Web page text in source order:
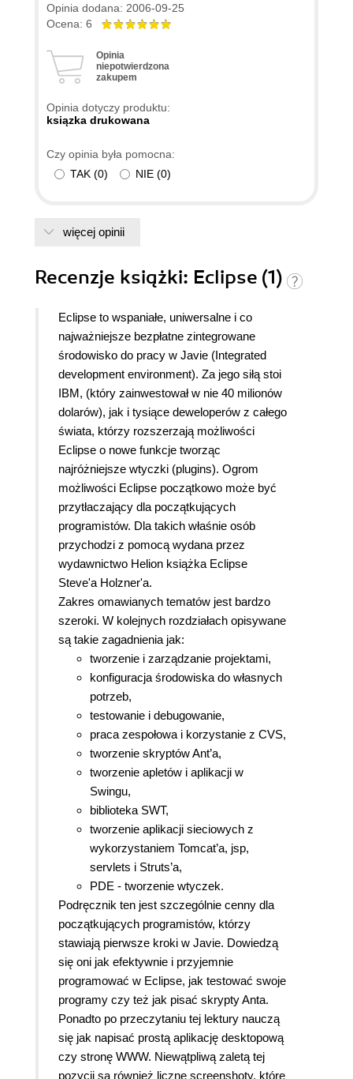
Opinia dodana: 2006-09-25
Ocena: 6
Opinia
niepotwierdzona
zakupem
Opinia dotyczy produktu:
ksiązka drukowana
Czy opinia była pomocna:
TAK (0) NIE (0)
więcej opinii
Recenzje książki: Eclipse (1)
Eclipse to wspaniałe, uniwersalne i co
najważniejsze bezpłatne zintegrowane
środowisko do pracy w Javie (Integrated
development environment). Za jego siłą stoi
IBM, (który zainwestował w nie 40 milionów
dolarów), jak i tysiące deweloperów z całego
świata, którzy rozszerzają możliwości
Eclipse o nowe funkcje tworząc
najróżniejsze wtyczki (plugins). Ogrom
możliwości Eclipse początkowo może być
przytłaczający dla początkujących
programistów. Dla takich właśnie osób
przychodzi z pomocą wydana przez
wydawnictwo Helion książka Eclipse
Steve'a Holzner'a.
Zakres omawianych tematów jest bardzo
szeroki. W kolejnych rozdziałach opisywane
są takie zagadnienia jak:
tworzenie i zarządzanie projektami,
konfiguracja środowiska do własnych
potrzeb,
testowanie i debugowanie,
praca zespołowa i korzystanie z CVS,
tworzenie skryptów Ant’a,
tworzenie apletów i aplikacji w
Swingu,
biblioteka SWT,
tworzenie aplikacji sieciowych z
wykorzystaniem Tomcat’a, jsp,
servlets i Struts’a,
PDE - tworzenie wtyczek.
Podręcznik ten jest szczególnie cenny dla
początkujących programistów, którzy
stawiają pierwsze kroki w Javie. Dowiedzą
się oni jak efektywnie i przyjemnie
programować w Eclipse, jak testować swoje
programy czy też jak pisać skrypty Anta.
Ponadto po przeczytaniu tej lektury nauczą
się jak napisać prostą aplikację desktopową
czy stronę WWW. Niewątpliwą zaletą tej
pozycji są również liczne screenshoty, które